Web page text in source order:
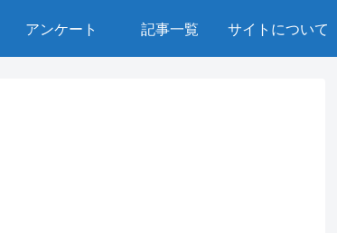
アンケート 記事一覧 サイトについて